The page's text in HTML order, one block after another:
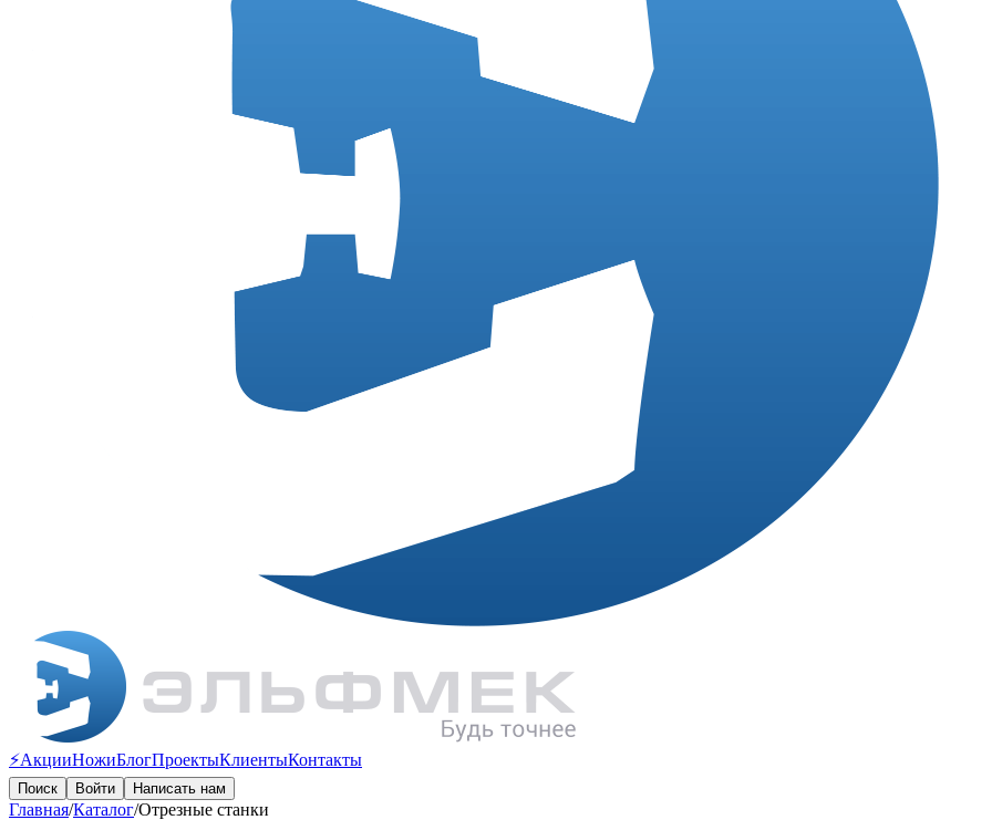
⚡️АкцииНожиБлогПроектыКлиентыКонтакты
Поиск Войти Написать нам
Главная/Каталог/Отрезные станки